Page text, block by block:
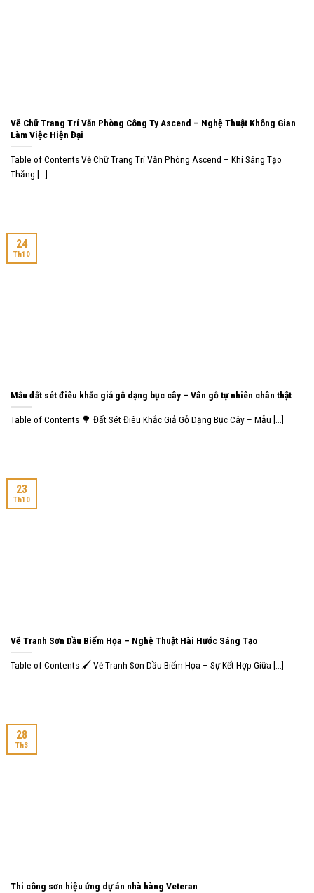
Vẽ Chữ Trang Trí Văn Phòng Công Ty Ascend – Nghệ Thuật Không Gian
Làm Việc Hiện Đại
Table of Contents Vẽ Chữ Trang Trí Văn Phòng Ascend – Khi Sáng Tạo
Thăng [...]
Mẫu đất sét điêu khắc giả gỗ dạng bục cây – Vân gỗ tự nhiên chân thật
Table of Contents 🌳 Đất Sét Điêu Khắc Giả Gỗ Dạng Bục Cây – Mẫu [...]
24
Th10
Vẽ Tranh Sơn Dầu Biếm Họa – Nghệ Thuật Hài Hước Sáng Tạo
Table of Contents 🖌️ Vẽ Tranh Sơn Dầu Biếm Họa – Sự Kết Hợp Giữa [...]
23
Th10
Thi công sơn hiệu ứng dự án nhà hàng Veteran
28
Th3